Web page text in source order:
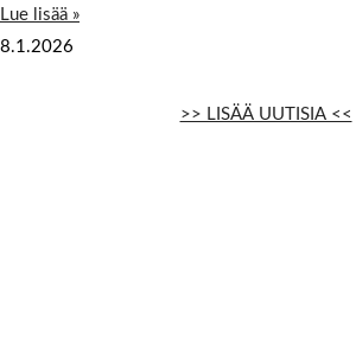
Lue lisää »
8.1.2026
>> LISÄÄ UUTISIA <<